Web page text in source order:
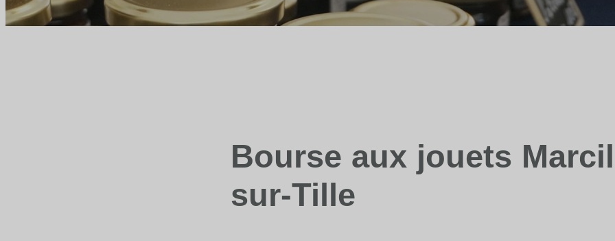
Bourse aux jouets
sur-Tille